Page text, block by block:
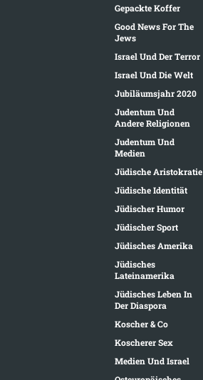
Gepackte Koffer
Good News For The
Jews
Israel Und Der Terror
Israel Und Die Welt
Jubiläumsjahr 2020
Judentum Und
Andere Religionen
Judentum Und
Medien
Jüdische Aristokratie
Jüdische Identität
Jüdischer Humor
Jüdischer Sport
Jüdisches Amerika
Jüdisches
Lateinamerika
Jüdisches Leben In
Der Diaspora
Koscher & Co
Koscherer Sex
Medien Und Israel